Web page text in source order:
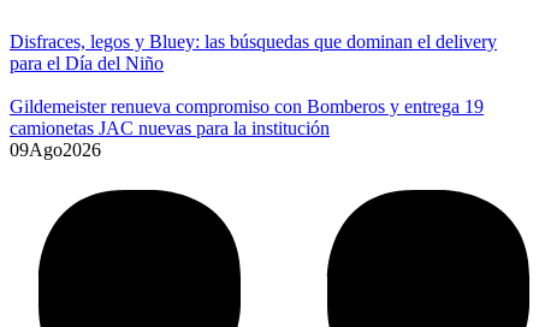
Disfraces, legos y Bluey: las búsquedas que dominan el delivery
para el Día del Niño
Gildemeister renueva compromiso con Bomberos y entrega 19
camionetas JAC nuevas para la institución
09Ago2026